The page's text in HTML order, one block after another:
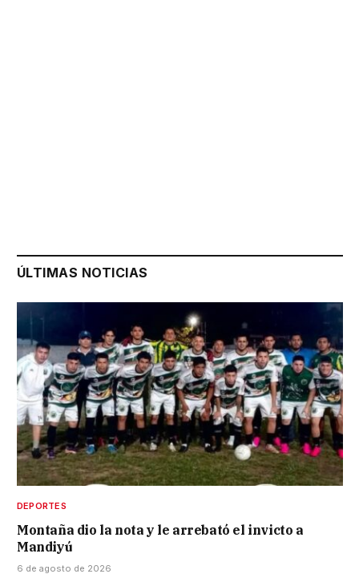
ÚLTIMAS NOTICIAS
DEPORTES
Montaña dio la nota y le arrebató el invicto a
Mandiyú
6 de agosto de 2026